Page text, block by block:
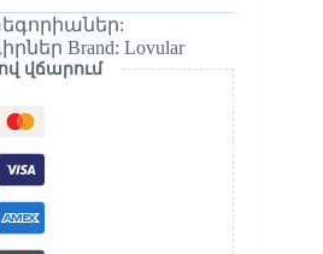
Brand: Lovular
վճարում